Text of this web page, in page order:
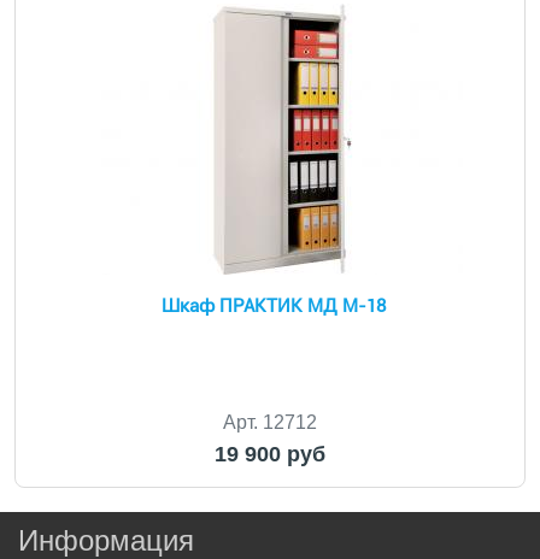
Шкаф ПРАКТИК МД M-18
Арт. 12712
19 900 руб
Информация